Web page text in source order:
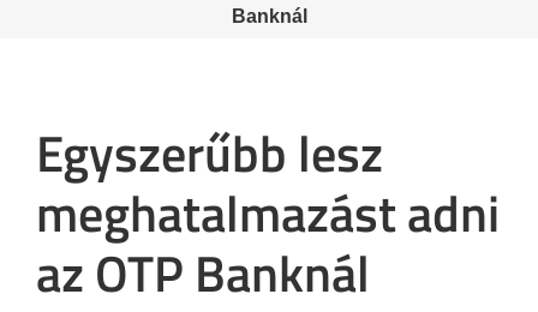
Banknál
Egyszerűbb lesz
meghatalmazást adni
az OTP Banknál